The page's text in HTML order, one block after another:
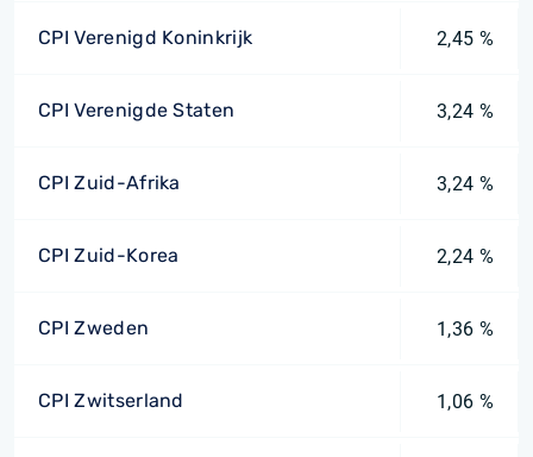
CPI Verenigd Koninkrijk 2,45 %
CPI Verenigde Staten 3,24 %
CPI Zuid-Afrika 3,24 %
CPI Zuid-Korea 2,24 %
CPI Zweden 1,36 %
CPI Zwitserland 1,06 %